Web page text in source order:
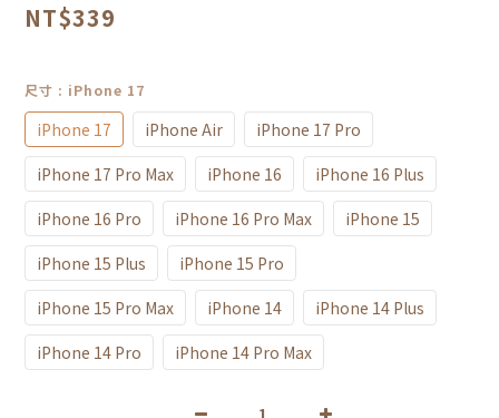
NT$339
尺寸 : iPhone 17
iPhone 17 iPhone Air
iPhone 17 Pro
iPhone 17 Pro Max
iPhone 16
iPhone 16 Plus
iPhone 16 Pro
iPhone 16 Pro Max
iPhone 15
iPhone 15 Plus
iPhone 15 Pro
iPhone 15 Pro Max
iPhone 14
iPhone 14 Plus
iPhone 14 Pro
iPhone 14 Pro Max